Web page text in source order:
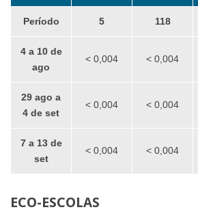
Período 5 118
4 a 10 de
ago
< 0,004 < 0,004
29 ago a
4 de set
< 0,004 < 0,004
7 a 13 de
set
< 0,004 < 0,004
ECO-ESCOLAS